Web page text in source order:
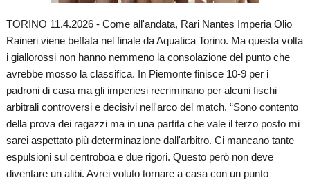
TORINO 11.4.2026 - Come all'andata, Rari Nantes Imperia Olio
Raineri viene beffata nel finale da Aquatica Torino. Ma questa volta
i giallorossi non hanno nemmeno la consolazione del punto che
avrebbe mosso la classifica. In Piemonte finisce 10-9 per i
padroni di casa ma gli imperiesi recriminano per alcuni fischi
arbitrali controversi e decisivi nell'arco del match. “Sono contento
della prova dei ragazzi ma in una partita che vale il terzo posto mi
sarei aspettato più determinazione dall'arbitro. Ci mancano tante
espulsioni sul centroboa e due rigori. Questo però non deve
diventare un alibi. Avrei voluto tornare a casa con un punto